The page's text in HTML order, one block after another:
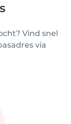
Vind snel
via